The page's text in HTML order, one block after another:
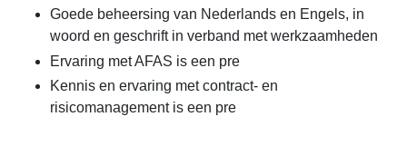
Goede beheersing van Nederlands en Engels, in
woord en geschrift in verband met werkzaamheden
Ervaring met AFAS is een pre
Kennis en ervaring met contract- en
risicomanagement is een pre